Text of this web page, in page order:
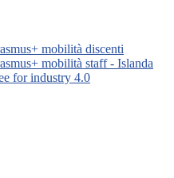
mobilità discenti
mobilità staff - Islanda
for industry 4.0